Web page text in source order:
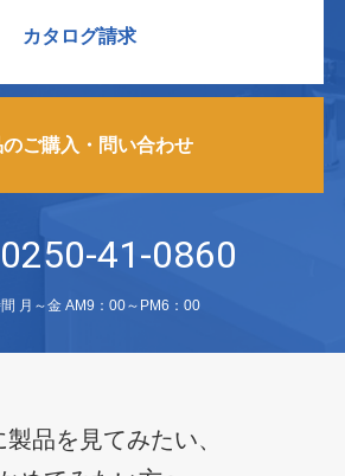
カタログ請求
ご購入・問い合わせ
41-0860
月～金 AM9：00～PM6：00
品を見てみたい、